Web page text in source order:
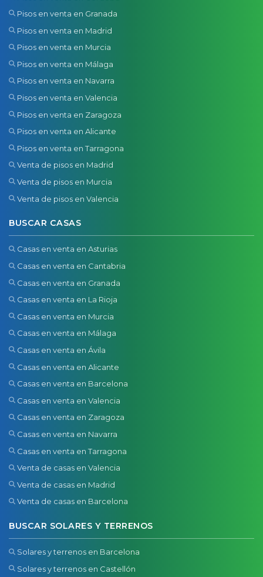
Pisos en venta en Granada
Pisos en venta en Madrid
Pisos en venta en Murcia
Pisos en venta en Málaga
Pisos en venta en Navarra
Pisos en venta en Valencia
Pisos en venta en Zaragoza
Pisos en venta en Alicante
Pisos en venta en Tarragona
Venta de pisos en Madrid
Venta de pisos en Murcia
Venta de pisos en Valencia
BUSCAR CASAS
Casas en venta en Asturias
Casas en venta en Cantabria
Casas en venta en Granada
Casas en venta en La Rioja
Casas en venta en Murcia
Casas en venta en Málaga
Casas en venta en Ávila
Casas en venta en Alicante
Casas en venta en Barcelona
Casas en venta en Valencia
Casas en venta en Zaragoza
Casas en venta en Navarra
Casas en venta en Tarragona
Venta de casas en Valencia
Venta de casas en Madrid
Venta de casas en Barcelona
BUSCAR SOLARES Y TERRENOS
Solares y terrenos en Barcelona
Solares y terrenos en Castellón